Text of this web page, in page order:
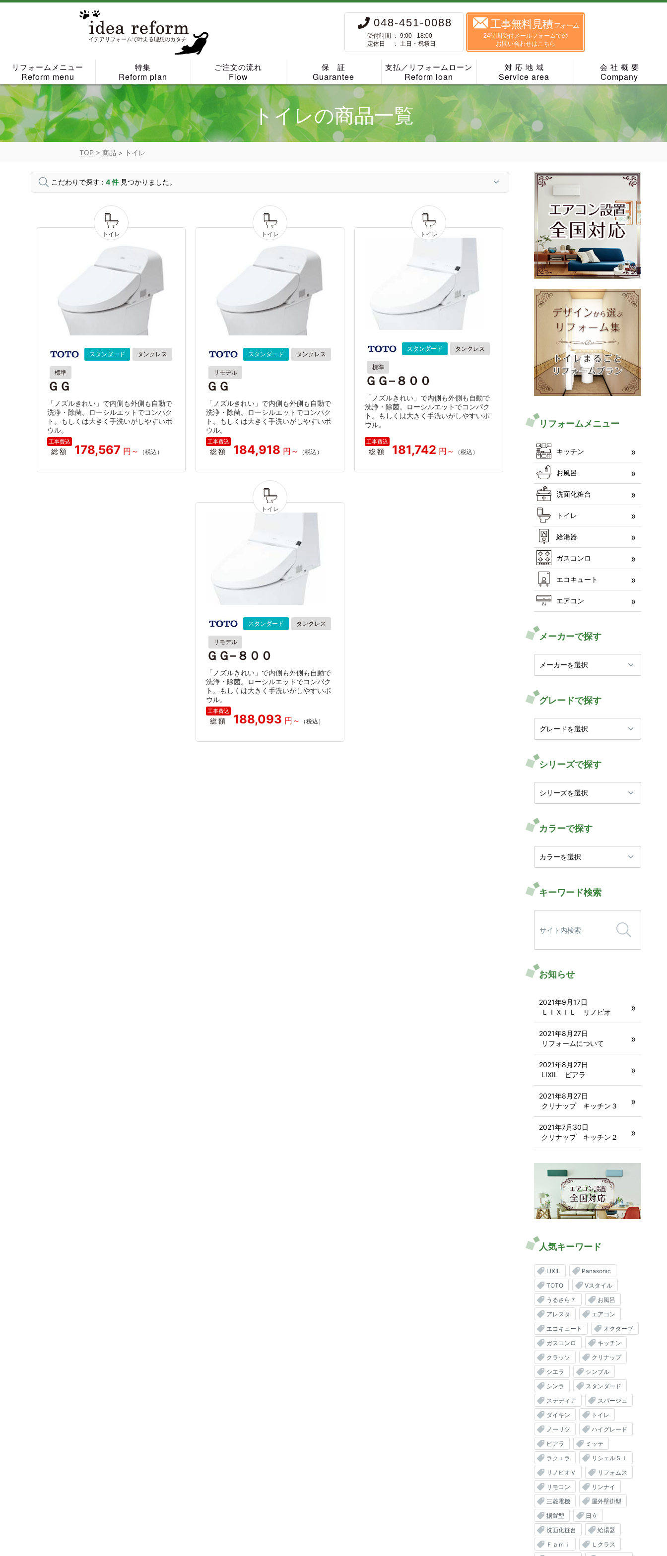
Skip
イデアリフォームで叶える理想のカタチ
048-451-0088
受付時間 ： 9:00 - 18:00
定休日 ： 土日・祝祭日
工事無料見積フォーム
24時間受付メールフォームでの
お問い合わせはこちら
リフォームメニュー
Reform menu
特集
Reform plan
ご注文の流れ
Flow
保 証
Guarantee
支払／リフォームローン
Reform loan
対 応 地 域
Service area
会 社 概 要
Company
トイレの商品一覧
TOP > 商品 > トイレ
こだわりで探す : 4 件 見つかりました。
スタンダード タンクレス
標準
ＧＧ
「ノズルきれい」で内側も外側も自動で
洗浄・除菌。ローシルエットでコンパク
ト。もしくは大きく手洗いがしやすいボ
ウル。
総額 178,567
スタンダード タンクレス
リモデル
ＧＧ
「ノズルきれい」で内側も外側も自動で
洗浄・除菌。ローシルエットでコンパク
ト。もしくは大きく手洗いがしやすいボ
ウル。
総額 184,918
スタンダード タンクレス
標準
ＧＧ−８００
「ノズルきれい」で内側も外側も自動で
洗浄・除菌。ローシルエットでコンパク
ト。もしくは大きく手洗いがしやすいボ
ウル。
総額 181,742
スタンダード タンクレス
リモデル
ＧＧ−８００
「ノズルきれい」で内側も外側も自動で
洗浄・除菌。ローシルエットでコンパク
ト。もしくは大きく手洗いがしやすいボ
ウル。
総額 188,093
リフォームメニュー
キッチン
お風呂
洗面化粧台
トイレ
給湯器
ガスコンロ
エコキュート
エアコン
メーカーで探す
グレードで探す
シリーズで探す
カラーで探す
キーワード検索
お知らせ
ＬＩＸＩＬ リノビオ
2021年9月17日
リフォームについて
2021年8月27日
LIXIL ピアラ
2021年8月27日
クリナップ キッチン３
2021年8月27日
クリナップ キッチン２
2021年7月30日
人気キーワード
LIXIL
Panasonic
TOTO
Vスタイル
うるさら７
お風呂
アレスタ
エアコン
エコキュート
オクターブ
ガスコンロ
キッチン
クラッソ
クリナップ
シエラ
シンプル
シンラ
スタンダード
ステディア
スパージュ
ダイキン
トイレ
ノーリツ
ハイグレード
ピアラ
ミッテ
ラクエラ
リシェルＳＩ
リノビオＶ
リフォムス
リモコン
リンナイ
三菱電機
屋外壁掛型
据置型
日立
洗面化粧台
給湯器
Ｆａｍｉ
Ｌクラス